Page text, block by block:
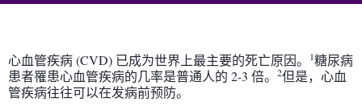
心血管疾病 (CVD) 已成为世界上最主要的死亡原因。 1糖尿病
患者罹患心血管疾病的几率是普通人的 2-3 倍。
2但是，心血
管疾病往往可以在发病前预防。